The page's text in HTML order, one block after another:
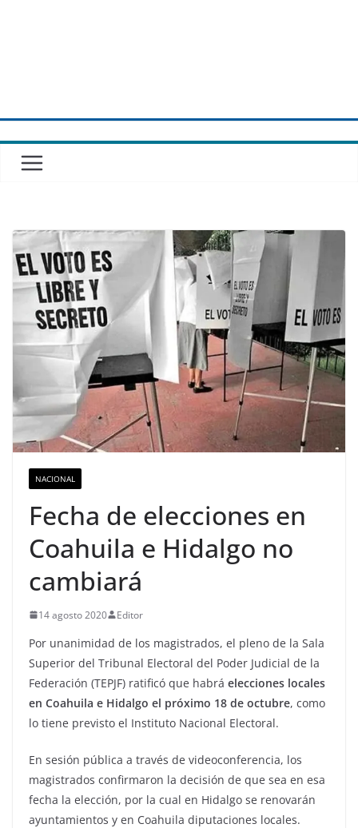
NACIONAL
Fecha de elecciones en
Coahuila e Hidalgo no
cambiará
14 agosto 2020 Editor
Por unanimidad de los magistrados, el pleno de la Sala
Superior del Tribunal Electoral del Poder Judicial de la
Federación (TEPJF) ratificó que habrá elecciones locales
en Coahuila e Hidalgo el próximo 18 de octubre, como
lo tiene previsto el Instituto Nacional Electoral.
En sesión pública a través de videoconferencia, los
magistrados confirmaron la decisión de que sea en esa
fecha la elección, por la cual en Hidalgo se renovarán
ayuntamientos y en Coahuila diputaciones locales.